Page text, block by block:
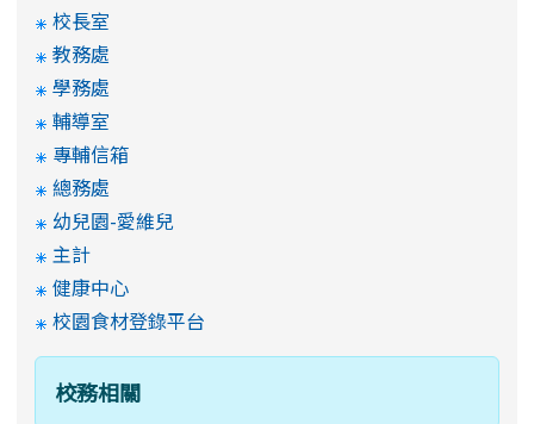
校長室
教務處
學務處
輔導室
專輔信箱
總務處
幼兒園-愛維兒
主計
健康中心
校園食材登錄平台
校務相關